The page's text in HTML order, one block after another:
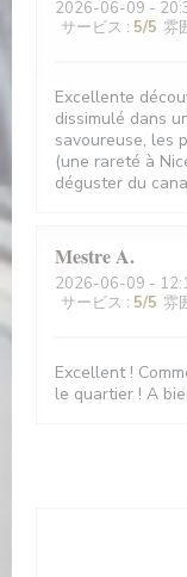
2026-06-09 -
サービス : 5/5 雰
Excellente
dissimulé dans
savoureuse, les
(une rareté à
déguster du
MestreA
2026-06-09 -
サービス : 5/5 雰
Excellent !
le quartier ! A